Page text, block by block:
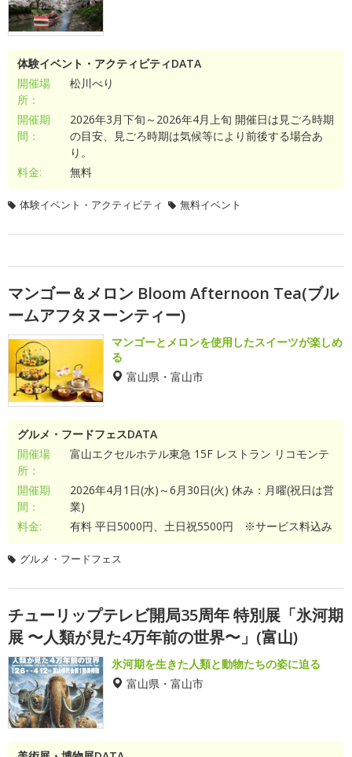
体験イベント・アクティビティDATA
開催場
所：
松川べり
開催期
間：
2026年3月下旬～2026年4月上旬 開催日は見ごろ時期
の目安、見ごろ時期は気候等により前後する場合あ
り。
料金:
無料
体験イベント・アクティビティ 無料イベント
マンゴー＆メロン Bloom Afternoon Tea(ブル
ームアフタヌーンティー)
マンゴーとメロンを使用したスイーツが楽しめ
る
富山県・富山市
グルメ・フードフェスDATA
開催場
所：
富山エクセルホテル東急 15F レストラン リコモンテ
開催期
間：
2026年4月1日(水)～6月30日(火) 休み：月曜(祝日は営
業)
料金:
有料 平日5000円、土日祝5500円 ※サービス料込み
グルメ・フードフェス
チューリップテレビ開局35周年 特別展「氷河期
展 〜人類が見た4万年前の世界〜」(富山)
氷河期を生きた人類と動物たちの姿に迫る
富山県・富山市